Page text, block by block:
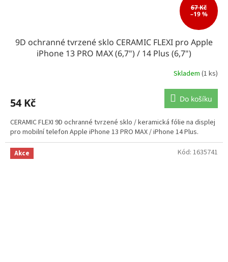
67 Kč
–19 %
9D ochranné tvrzené sklo CERAMIC FLEXI pro Apple
iPhone 13 PRO MAX (6,7") / 14 Plus (6,7")
Skladem (1 ks)
54 Kč Do košíku
CERAMIC FLEXI 9D ochranné tvrzené sklo / keramická fólie na displej
pro mobilní telefon Apple iPhone 13 PRO MAX / iPhone 14 Plus.
Akce Kód: 1635741